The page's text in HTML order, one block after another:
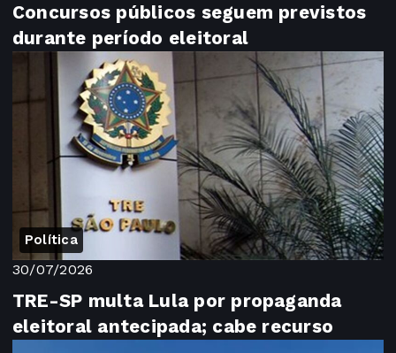
Concursos públicos seguem previstos
durante período eleitoral
Política
30/07/2026
TRE-SP multa Lula por propaganda
eleitoral antecipada; cabe recurso